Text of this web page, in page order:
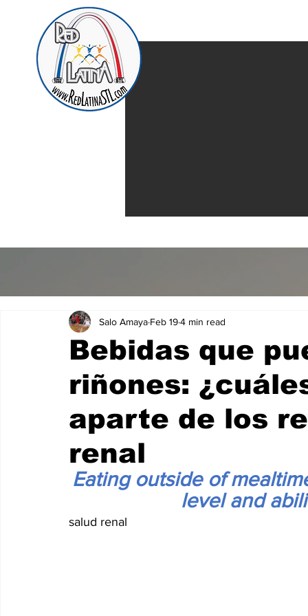
Bebidas que
riñones:
aparte de los
renal
Salo Amaya Feb 194 min read
Eating outside of
level and
salud renal